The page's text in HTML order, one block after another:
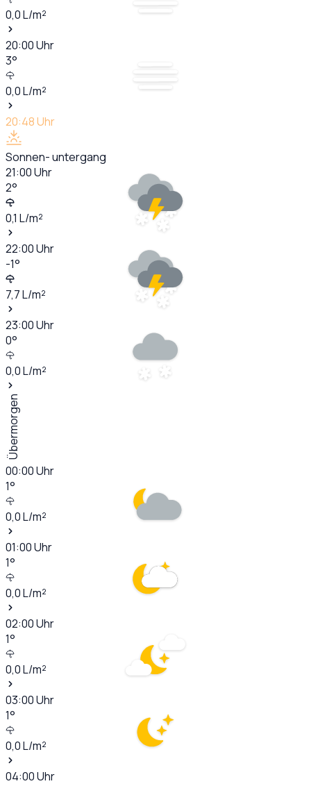
0,0L/m²
20:00Uhr
3°
0,0L/m²
20:48Uhr
Sonnen- untergang
21:00Uhr
2°
0,1 L/m²
22:00Uhr
-1°
7,7L/m²
23:00Uhr
0°
0,0L/m²
Übermorgen
00:00Uhr
1°
0,0L/m²
01:00Uhr
1°
0,0L/m²
02:00Uhr
1°
0,0L/m²
03:00Uhr
1°
0,0L/m²
04:00Uhr